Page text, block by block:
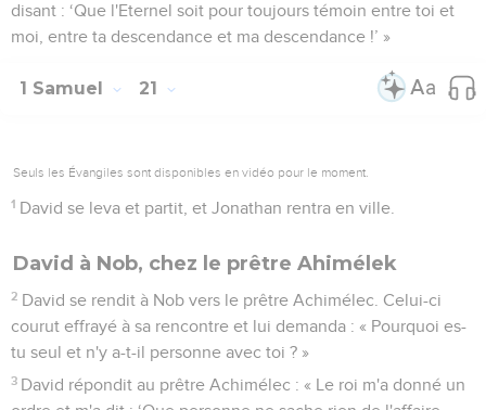
disant : ‘Que l'Eternel soit pour toujours témoin entre toi et
moi, entre ta descendance et ma descendance !’ »
1 Samuel 21
Seuls les Évangiles sont disponibles en vidéo pour le moment.
1 David se leva et partit, et Jonathan rentra en ville.
David à Nob, chez le prêtre Ahimélek
2 David se rendit à Nob vers le prêtre Achimélec. Celui-ci
courut effrayé à sa rencontre et lui demanda : « Pourquoi es-
tu seul et n'y a-t-il personne avec toi ? »
3 David répondit au prêtre Achimélec : « Le roi m'a donné un